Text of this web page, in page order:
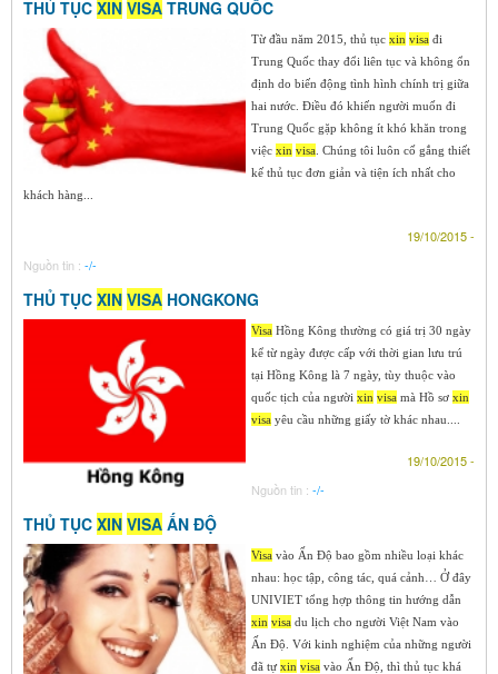
THỦ TỤC XIN VISA TRUNG QUỐC
Từ đầu năm 2015, thủ tục xin visa đi
Trung Quốc thay đổi liên tục và không ổn
định do biến động tình hình chính trị giữa
hai nước. Điều đó khiến người muốn đi
Trung Quốc gặp không ít khó khăn trong
việc xin visa . Chúng tôi luôn cố gắng thiết
kế thủ tục đơn giản và tiện ích nhất cho
khách hàng...
19/10/2015 -
Nguồn tin : -/-
THỦ TỤC XIN VISA HONGKONG
Visa Hồng Kông thường có giá trị 30 ngày
kể từ ngày được cấp với thời gian lưu trú
tại Hồng Kông là 7 ngày, tùy thuộc vào
quốc tịch của người xin visa mà Hồ sơ xin
visa yêu cầu những giấy tờ khác nhau....
19/10/2015 -
Nguồn tin : -/-
THỦ TỤC XIN VISA ẤN ĐỘ
Visa vào Ấn Độ bao gồm nhiều loại khác
nhau: học tập, công tác, quá cảnh… Ở đây
UNIVIET tổng hợp thông tin hướng dẫn
xin visa du lịch cho người Việt Nam vào
Ấn Độ. Với kinh nghiệm của những người
đã tựxin visa vào Ấn Độ, thì thủ tục khá